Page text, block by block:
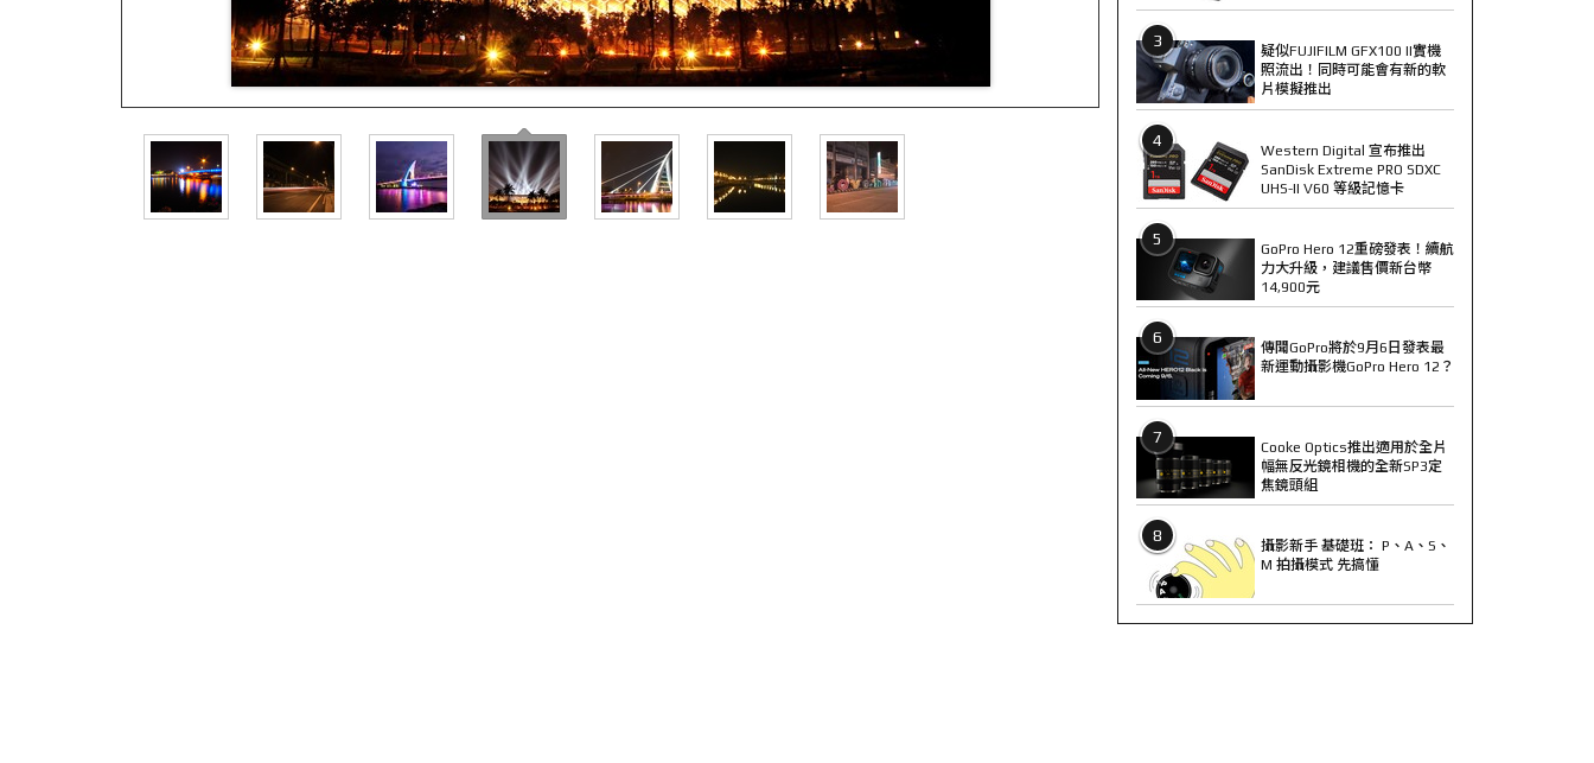
3
疑似FUJIFILM GFX100 II實機
照流出！同時可能會有新的軟
片模擬推出
4
Western Digital 宣布推出
SanDisk Extreme PRO SDXC
UHS-II V60 等級記憶卡
5
GoPro Hero 12重磅發表！續航
力大升級，建議售價新台幣
14,900元
6
傳聞GoPro將於9月6日發表最
新運動攝影機GoPro Hero 12？
7
Cooke Optics推出適用於全片
幅無反光鏡相機的全新SP3定
焦鏡頭組
8
攝影新手 基礎班： P、A、S、
M 拍攝模式 先搞懂